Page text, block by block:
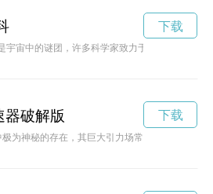
宇宙中的谜团，许多科学家致力于探索其奥秘。
下载
器破解版
为神秘的存在，其巨大引力场常常被用来加速
下载